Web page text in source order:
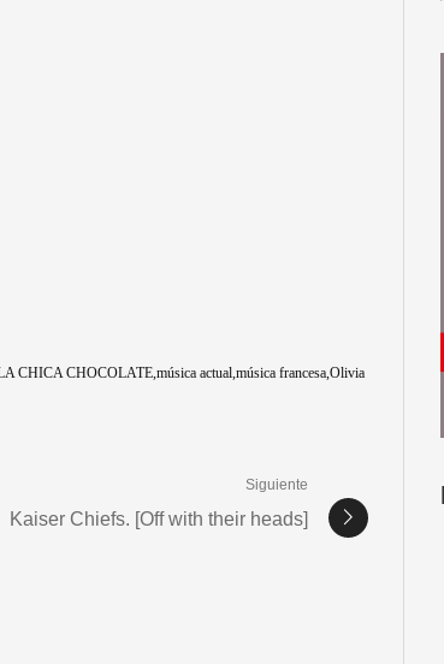
CHICA CHOCOLATE música actual música francesa Olivia
Siguiente
Kaiser Chiefs. [Off with their heads]